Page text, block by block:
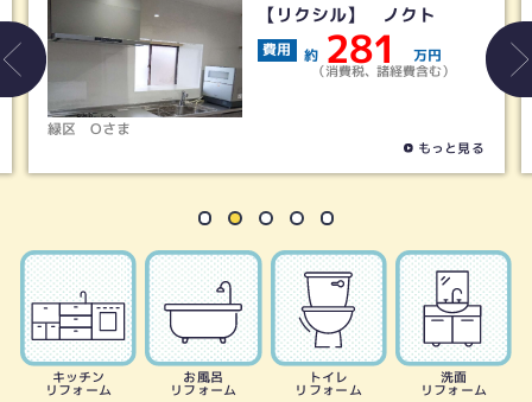
【リクシル】 ノクト
費用 約 281 万円
（消費税、諸経費含む）
キッチン
リフォーム
お風呂
リフォーム
トイレ
リフォーム
洗面
リフォーム